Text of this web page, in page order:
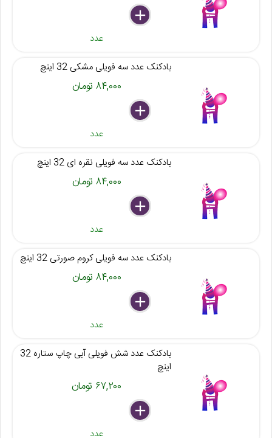
delete
remove
add
عدد
بادکنک عدد سه فویلی مشکی 32 اینچ
۸۴,۰۰۰ تومان
delete
remove
add
عدد
بادکنک عدد سه فویلی نقره ای 32 اینچ
۸۴,۰۰۰ تومان
delete
remove
add
عدد
بادکنک عدد سه فویلی کروم صورتی 32 اینچ
۸۴,۰۰۰ تومان
delete
remove
add
عدد
بادکنک عدد شش فویلی آبی چاپ ستاره 32
اینچ
۶۷,۲۰۰ تومان
delete
remove
add
عدد